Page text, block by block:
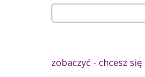
zobaczyć - chcesz